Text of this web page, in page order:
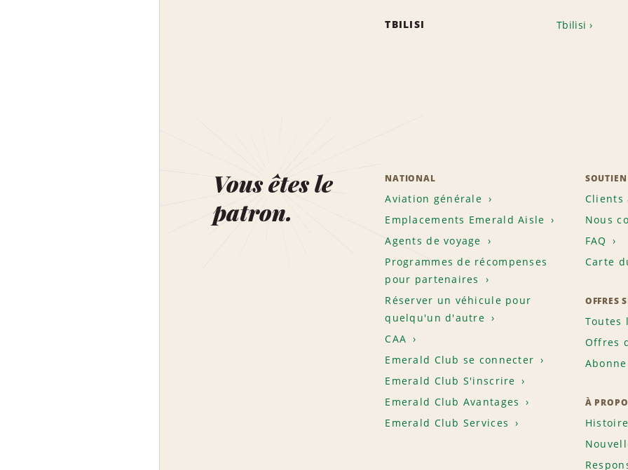
TBILISI Tbilisi
Vous êtes le
patron.
NATIONAL
Aviation générale
Emplacements Emerald Aisle
Agents de voyage
Programmes de récompenses
pour partenaires
Réserver un véhicule pour
quelqu'un d'autre
CAA
Emerald Club se connecter
Emerald Club S'inscrire
Emerald Club Avantages
Emerald Club Services
SOUTIEN
Clients
Nous
FAQ
Carte
OFFRES
Toutes
Offres
À